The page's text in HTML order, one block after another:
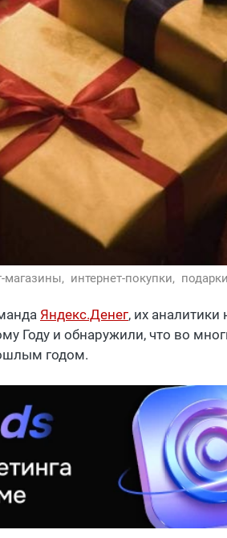
магазины, интернет-покупки,
Яндекс.Денег, их аналитики
Году и обнаружили, что во
годом.